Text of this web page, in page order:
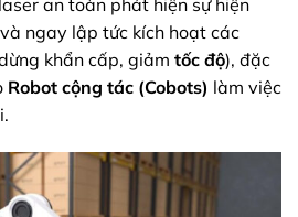
an toàn phát hiện sự hiện
ngay lập tức kích hoạt các
khẩn cấp, giảm tốc độ), đặc
Robot cộng tác (Cobots) làm việc